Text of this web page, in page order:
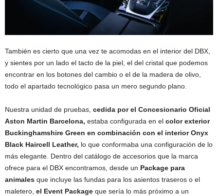
También es cierto que una vez te acomodas en el interior del DBX,
y sientes por un lado el tacto de la piel, el del cristal que podemos
encontrar en los botones del cambio o el de la madera de olivo,
todo el apartado tecnológico pasa un mero segundo plano.
Nuestra unidad de pruebas, cedida por el Concesionario Oficial
Aston Martin Barcelona, estaba configurada en el color exterior
Buckinghamshire Green en combinación con el interior Onyx
Black Haircell Leather, lo que conformaba una configuración de lo
más elegante. Dentro del catálogo de accesorios que la marca
ofrece para el DBX encontramos, desde un Package para
animales que incluye las fundas para los asientos traseros o el
maletero, el Event Package que sería lo más próximo a un